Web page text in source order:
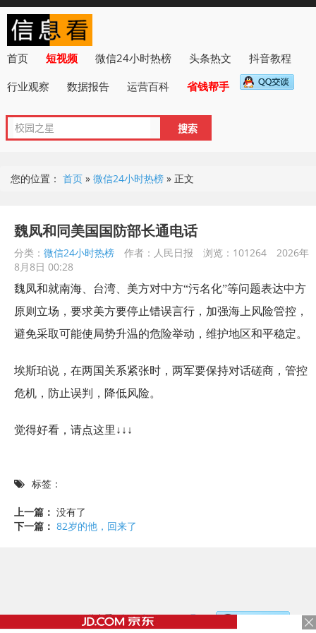
首页 短视频 微信24小时热榜 头条热文
抖音教程
行业观察
数据报告 运营百科 省钱帮手
您的位置： 首页 » 微信24小时热榜 » 正文
魏凤和同美国国防部长通电话
分类： 微信24小时热榜 作者：人民日报 浏览：101264
2026年
8月8日 00:28
魏凤和就南海、台湾、美方对中方“污名化”等问题表达中方
原则立场，要求美方要停止错误言行，加强海上风险管控，
避免采取可能使局势升温的危险举动，维护地区和平稳定。
埃斯珀说，在两国关系紧张时，两军要保持对话磋商，管控
危机，防止误判，降低风险。
觉得好看，请点这里↓↓↓
标签：
上一篇： 没有了
下一篇： 82岁的他，回来了
©2017 - 2020 / 信息看 /粤ICP备17153186号-2，